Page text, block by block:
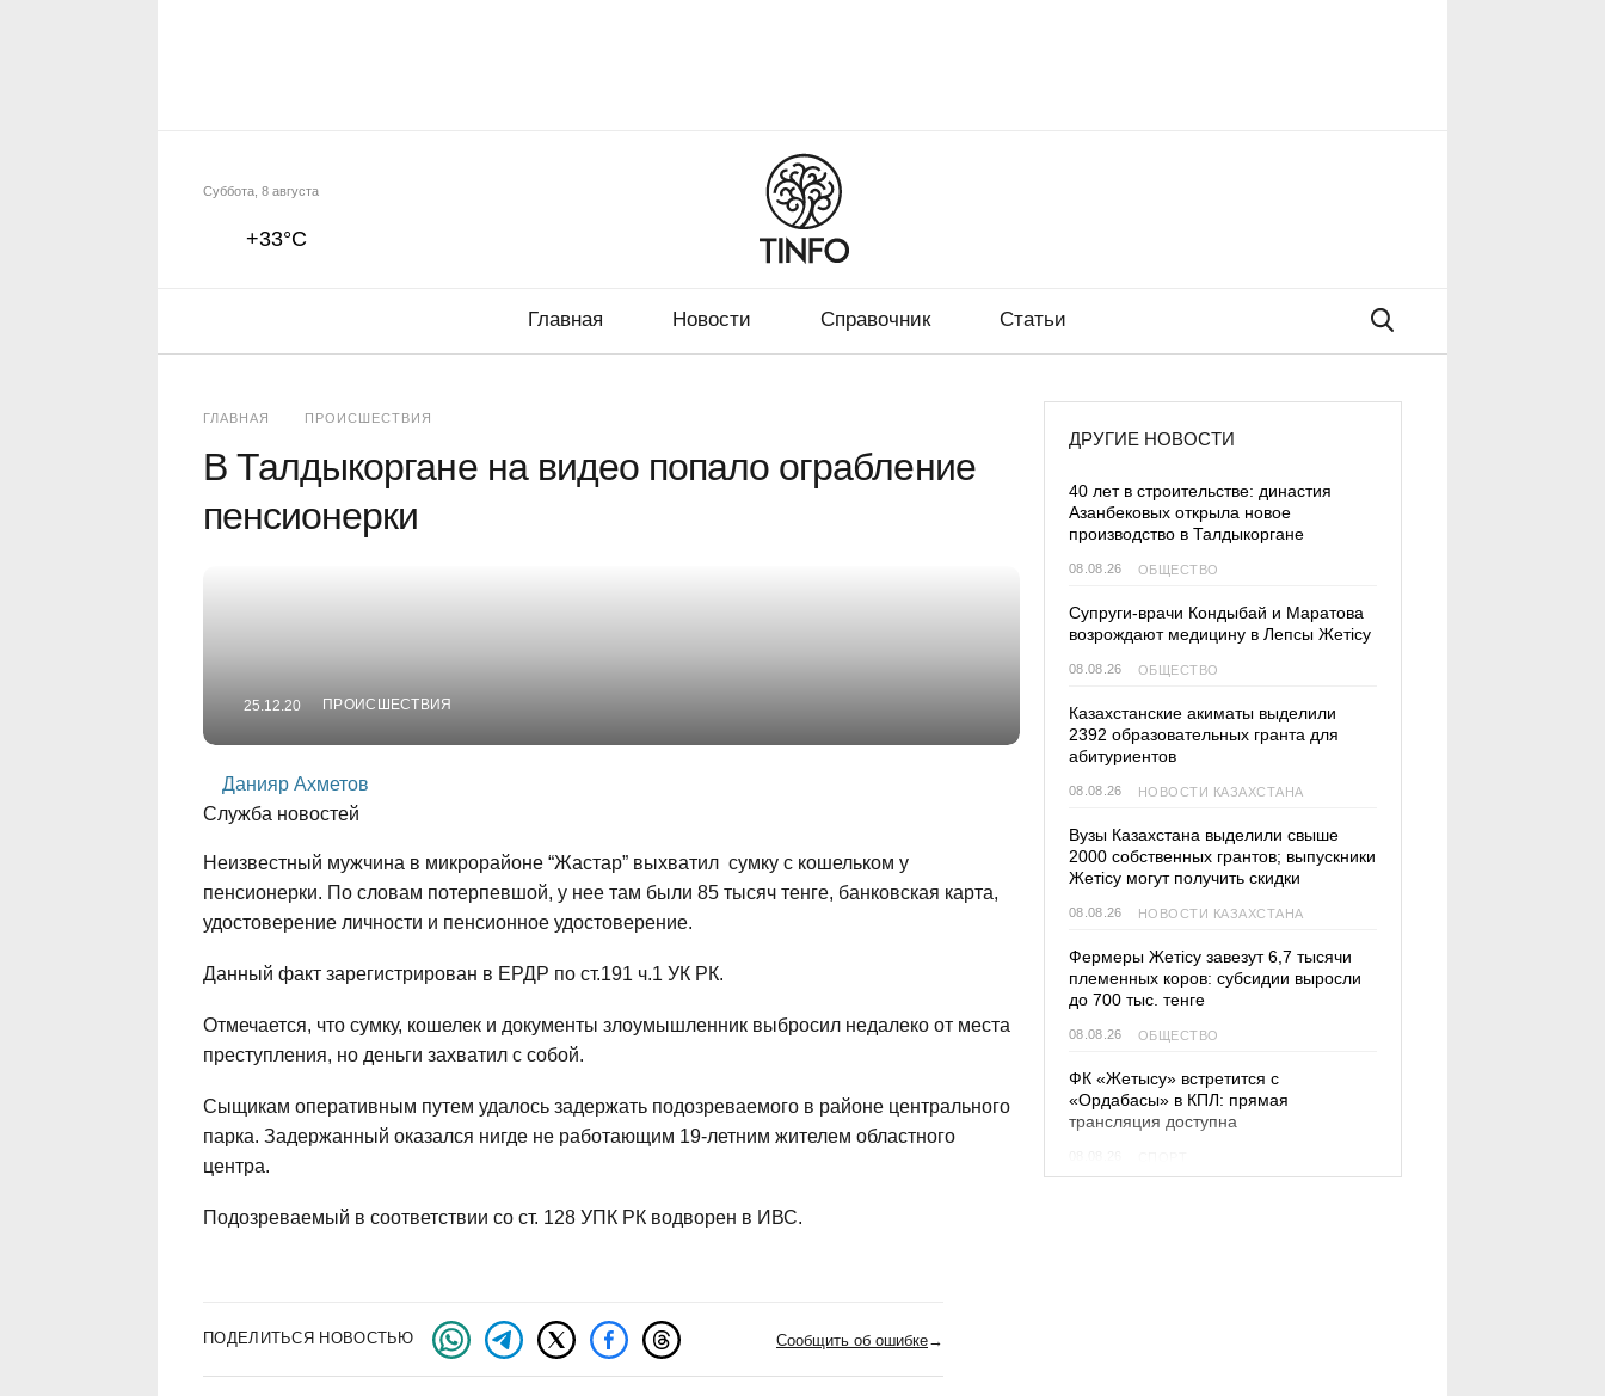
Главная Новости Справочник Статьи
+33°C
Суббота, 8 августа
ГЛАВНАЯ ПРОИСШЕСТВИЯ
В Талдыкоргане на видео попало ограбление
пенсионерки
25.12.20 ПРОИСШЕСТВИЯ
Данияр Ахметов
Служба новостей
Неизвестный мужчина в микрорайоне “Жастар” выхватил сумку с кошельком у
пенсионерки. По словам потерпевшой, у нее там были 85 тысяч тенге, банковская карта,
удостоверение личности и пенсионное удостоверение.
Данный факт зарегистрирован в ЕРДР по ст.191 ч.1 УК РК.
Отмечается, что сумку, кошелек и документы злоумышленник выбросил недалеко от места
преступления, но деньги захватил с собой.
Сыщикам оперативным путем удалось задержать подозреваемого в районе центрального
парка. Задержанный оказался нигде не работающим 19-летним жителем областного
центра.
Подозреваемый в соответствии со ст. 128 УПК РК водворен в ИВС.
ДРУГИЕ НОВОСТИ
40 лет в строительстве: династия
Азанбековых открыла новое
производство в Талдыкоргане
08.08.26 ОБЩЕСТВО
Супруги-врачи Кондыбай и Маратова
возрождают медицину в Лепсы Жетісу
08.08.26 ОБЩЕСТВО
Казахстанские акиматы выделили
2392 образовательных гранта для
абитуриентов
08.08.26 НОВОСТИ КАЗАХСТАНА
Вузы Казахстана выделили свыше
2000 собственных грантов; выпускники
Жетісу могут получить скидки
08.08.26 НОВОСТИ КАЗАХСТАНА
Фермеры Жетісу завезут 6,7 тысячи
племенных коров: субсидии выросли
до 700 тыс. тенге
08.08.26 ОБЩЕСТВО
ФК «Жетысу» встретится с
«Ордабасы» в КПЛ: прямая
трансляция доступна
ПОДЕЛИТЬСЯ НОВОСТЬЮ Сообщить об ошибке→